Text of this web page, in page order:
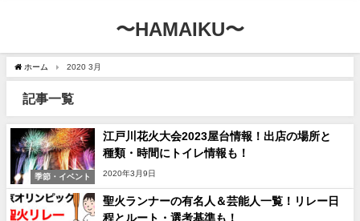
〜HAMAIKU〜
ホーム 2020 3月
記事一覧
季節・イベント
江戸川花火大会2023屋台情報！出店の場所と
種類・時間にトイレ情報も！
2020年3月9日
聖火ランナーの有名人＆芸能人一覧！リレー日
程とルート・選考基準も！